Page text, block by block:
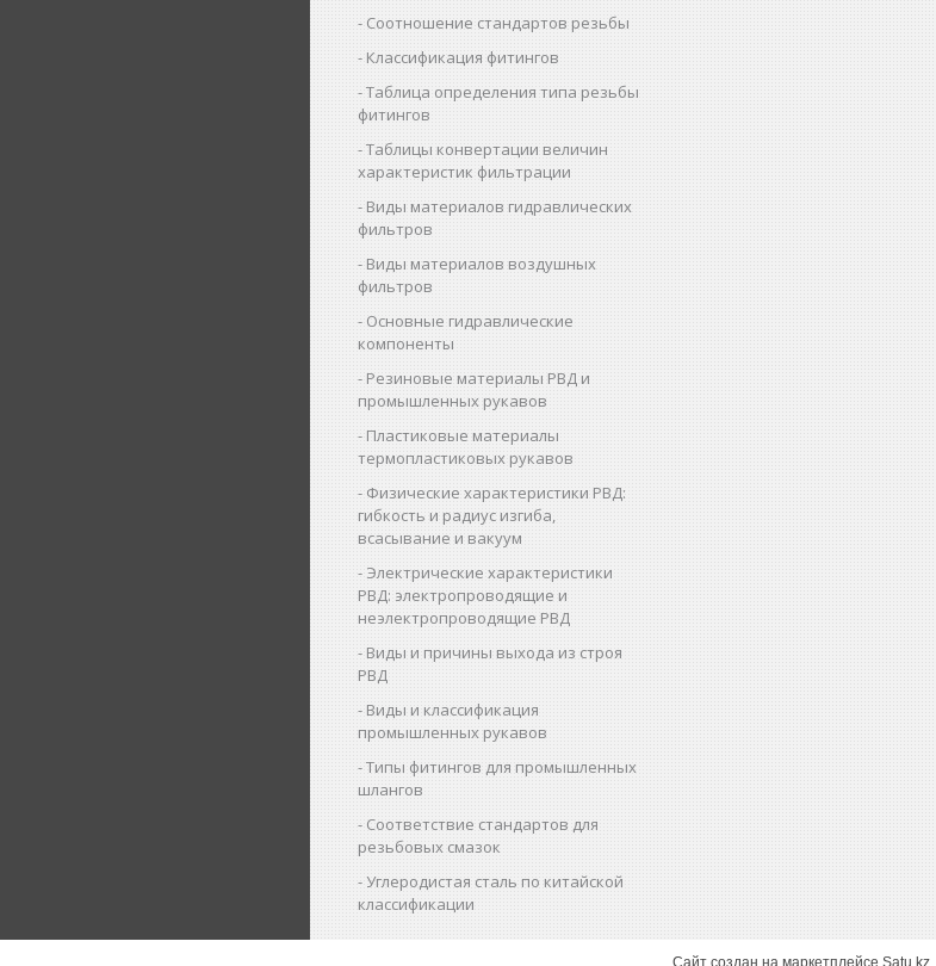
Соотношение стандартов резьбы
Классификация фитингов
Таблица определения типа резьбы
фитингов
Таблицы конвертации величин
характеристик фильтрации
Виды материалов гидравлических
фильтров
Виды материалов воздушных
фильтров
Основные гидравлические
компоненты
Резиновые материалы РВД и
промышленных рукавов
Пластиковые материалы
термопластиковых рукавов
Физические характеристики РВД:
гибкость и радиус изгиба,
всасывание и вакуум
Электрические характеристики
РВД: электропроводящие и
неэлектропроводящие РВД
Виды и причины выхода из строя
РВД
Виды и классификация
промышленных рукавов
Типы фитингов для промышленных
шлангов
Соответствие стандартов для
резьбовых смазок
Углеродистая сталь по китайской
классификации
Сайт создан на маркетплейсе Satu.kz